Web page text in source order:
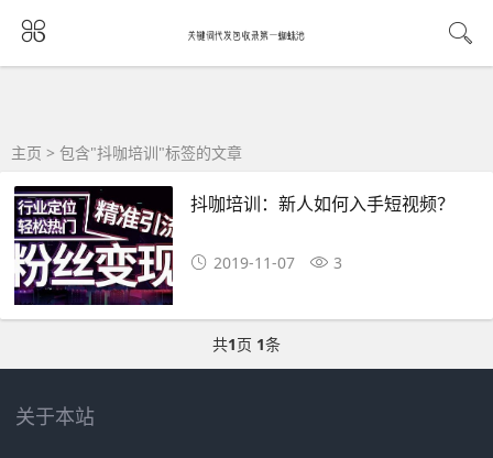
主页 > 包含"抖咖培训"标签的文章
抖咖培训：新人如何入手短视频？
2019-11-07 3
共1页 1条
关于本站